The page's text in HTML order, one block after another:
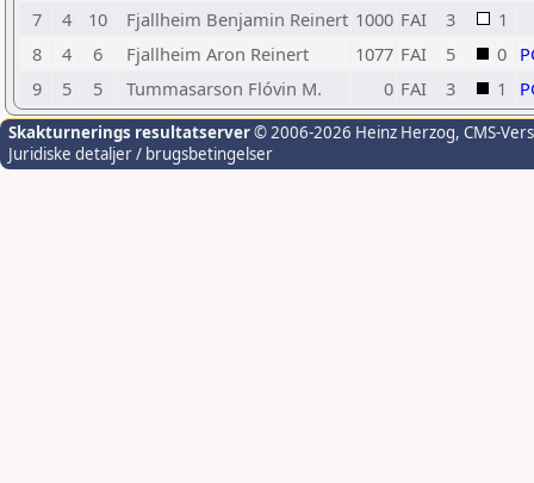
7
4 10 Fjallheim Benjamin Reinert 1000 FAI 3
1
8
4 6 Fjallheim Aron Reinert 1077 FAI 5 0
9
5 5 Tummasarson Flóvin M. 0 FAI 3 1
Skakturnerings resultatserver© 2006-2026 Heinz Herzog, CMS-
Juridiske detaljer / brugsbetingelser